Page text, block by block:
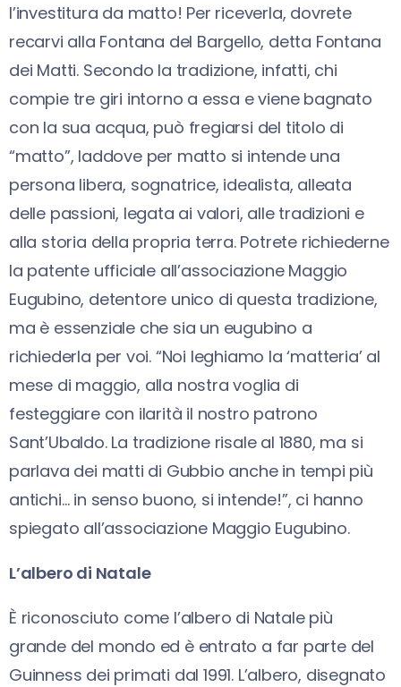
l’investitura da matto! Per riceverla, dovrete
recarvi alla Fontana del Bargello, detta Fontana
dei Matti. Secondo la tradizione, infatti, chi
compie tre giri intorno a essa e viene bagnato
con la sua acqua, può fregiarsi del titolo di
“matto”, laddove per matto si intende una
persona libera, sognatrice, idealista, alleata
delle passioni, legata ai valori, alle tradizioni e
alla storia della propria terra. Potrete richiederne
la patente ufficiale all’associazione Maggio
Eugubino, detentore unico di questa tradizione,
ma è essenziale che sia un eugubino a
richiederla per voi. “Noi leghiamo la ‘matteria’ al
mese di maggio, alla nostra voglia di
festeggiare con ilarità il nostro patrono
Sant’Ubaldo. La tradizione risale al 1880, ma si
parlava dei matti di Gubbio anche in tempi più
antichi… in senso buono, si intende!”, ci hanno
spiegato all’associazione Maggio Eugubino.
L’albero di Natale
È riconosciuto come l’albero di Natale più
grande del mondo ed è entrato a far parte del
Guinness dei primati dal 1991. L’albero, disegnato